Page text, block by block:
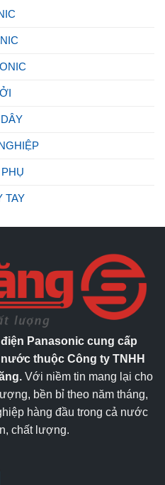
TAY
Panasonic cung cấp
thuộc Công ty TNHH
Với niềm tin mang lại cho
bền bỉ theo năm tháng,
hàng đầu trong cả nước
chất lượng.